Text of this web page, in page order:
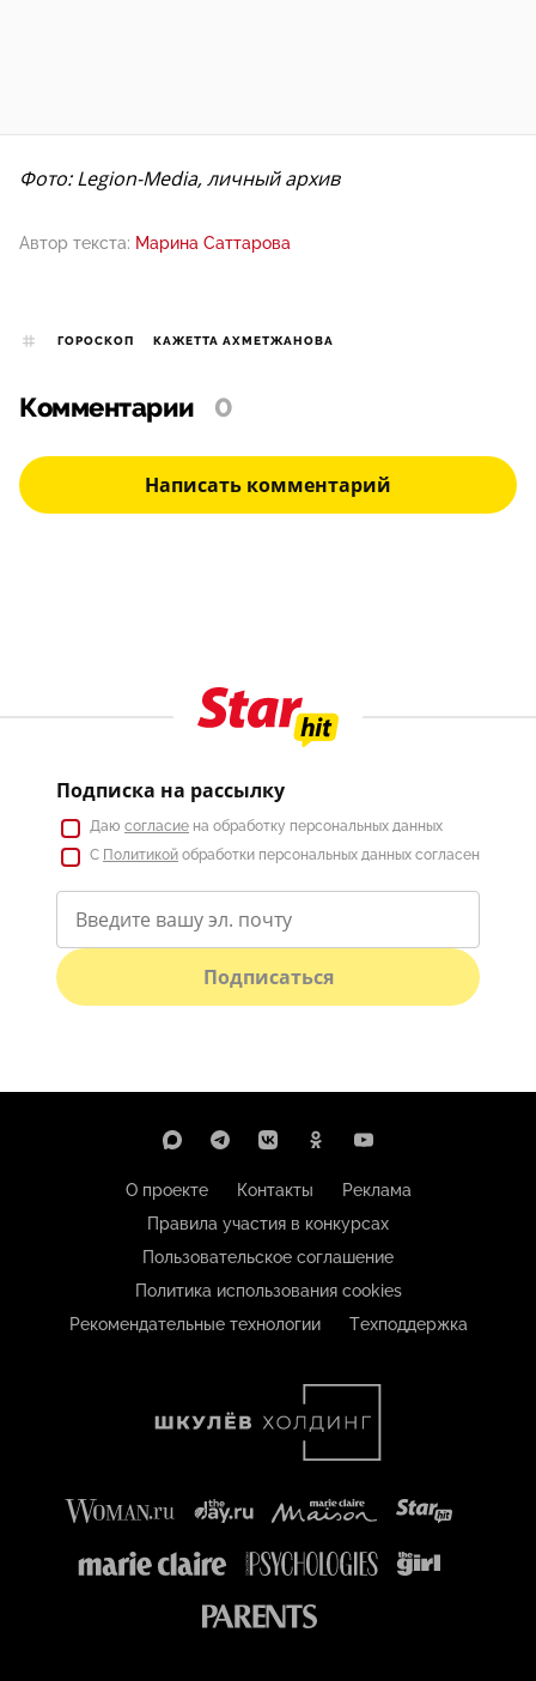
Фото: Legion-Media, личный архив
Автор текста: Марина Саттарова
ГОРОСКОП КАЖЕТТА АХМЕТЖАНОВА
Комментарии 0
Написать комментарий
Подписка на рассылку
Даю согласие на обработку персональных данных
С Политикой обработки персональных данных согласен
Подписаться
О проекте Контакты
Реклама
Правила участия в конкурсах
Пользовательское соглашение
Политика использования cookies
Рекомендательные технологии
Техподдержка